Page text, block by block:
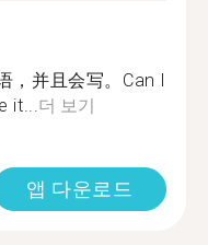
，并且会写。Can I
it... 더 보기
앱 다운로드